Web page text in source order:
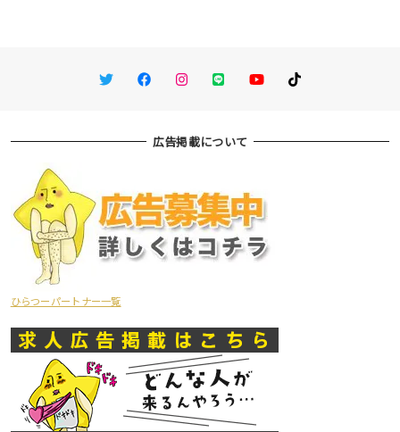
TwitterFacebookInstagram
LINE You TubeTikTok
広告掲載について
ひらつーパートナー一覧